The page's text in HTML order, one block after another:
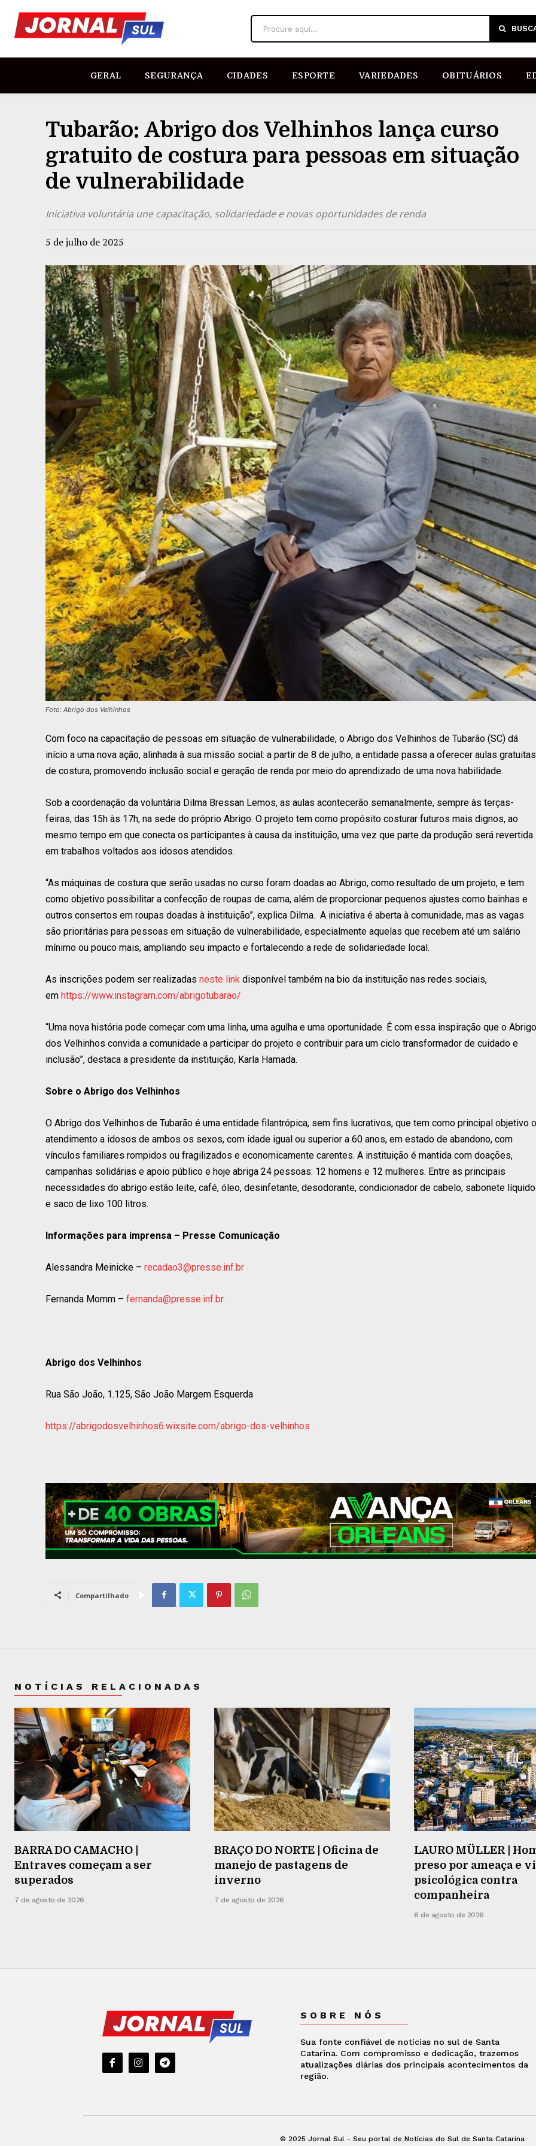
Procure aqui...
GERAL SEGURANÇA CIDADES ESPORTE VARIEDADES OBITUÁRIOS
Tubarão: Abrigo dos Velhinhos lança curso
gratuito de costura para pessoas em situação
de vulnerabilidade
Iniciativa voluntária une capacitação, solidariedade e novas oportunidades de renda
5 de julho de 2025
Foto: Abrigo dos Velhinhos
Com foco na capacitação de pessoas em situação de vulnerabilidade, o Abrigo dos Velhinhos de Tubarão (SC) dá
início a uma nova ação, alinhada à sua missão social: a partir de 8 de julho, a entidade passa a oferecer aulas gratuitas
de costura, promovendo inclusão social e geração de renda por meio do aprendizado de uma nova habilidade.
Sob a coordenação da voluntária Dilma Bressan Lemos, as aulas acontecerão semanalmente, sempre às terças-
feiras, das 15h às 17h, na sede do próprio Abrigo. O projeto tem como propósito costurar futuros mais dignos, ao
mesmo tempo em que conecta os participantes à causa da instituição, uma vez que parte da produção será revertida
em trabalhos voltados aos idosos atendidos.
“As máquinas de costura que serão usadas no curso foram doadas ao Abrigo, como resultado de um projeto, e tem
como objetivo possibilitar a confecção de roupas de cama, além de proporcionar pequenos ajustes como bainhas e
outros consertos em roupas doadas à instituição”, explica Dilma. A iniciativa é aberta à comunidade, mas as vagas
são prioritárias para pessoas em situação de vulnerabilidade, especialmente aquelas que recebem até um salário
mínimo ou pouco mais, ampliando seu impacto e fortalecendo a rede de solidariedade local.
As inscrições podem ser realizadas neste link disponível também na bio da instituição nas redes sociais,
em https://www.instagram.com/abrigotubarao/
“Uma nova história pode começar com uma linha, uma agulha e uma oportunidade. É com essa inspiração que o Abrigo
dos Velhinhos convida a comunidade a participar do projeto e contribuir para um ciclo transformador de cuidado e
inclusão”, destaca a presidente da instituição, Karla Hamada.
Sobre o Abrigo dos Velhinhos
O Abrigo dos Velhinhos de Tubarão é uma entidade filantrópica, sem fins lucrativos, que tem como principal objetivo o
atendimento a idosos de ambos os sexos, com idade igual ou superior a 60 anos, em estado de abandono, com
vínculos familiares rompidos ou fragilizados e economicamente carentes. A instituição é mantida com doações,
campanhas solidárias e apoio público e hoje abriga 24 pessoas: 12 homens e 12 mulheres. Entre as principais
necessidades do abrigo estão leite, café, óleo, desinfetante, desodorante, condicionador de cabelo, sabonete líquido
e saco de lixo 100 litros.
Informações para imprensa – Presse Comunicação
Alessandra Meinicke – recadao3@presse.inf.br
Fernanda Momm – fernanda@presse.inf.br
Abrigo dos Velhinhos
Rua São João, 1.125, São João Margem Esquerda
https://abrigodosvelhinhos6.wixsite.com/abrigo-dos-velhinhos
Compartilhado
NOTÍCIAS RELACIONADAS
BARRA DO CAMACHO |
Entraves começam a ser
superados
7 de agosto de 2026
BRAÇO DO NORTE | Oficina de
manejo de pastagens de
inverno
7 de agosto de 2026
LAURO MÜLLER |
preso por ameaça e
psicológica contra
companheira
6 de agosto de 2026
SOBRE NÓS
Sua fonte confiável de notícias no sul de Santa
Catarina. Com compromisso e dedicação, trazemos
atualizações diárias dos principais acontecimentos da
região.
© 2025 Jornal Sul - Seu portal de Notícias do Sul de Santa Catarina